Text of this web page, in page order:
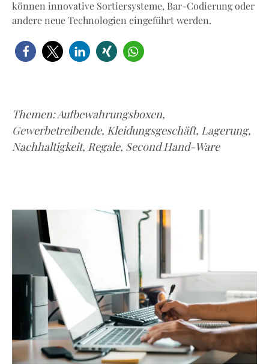
können innovative Sortiersysteme, Bar-Codierung oder
andere neue Technologien eingeführt werden.
Themen:Aufbewahrungsboxen,
Gewerbetreibende, Kleidungsgeschäft, Lagerung,
Nachhaltigkeit, Regale, Second Hand-Ware